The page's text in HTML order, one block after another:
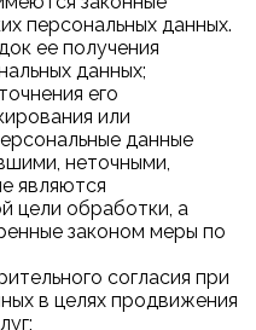
персональных данных.
ее получения
данных;
его
или
данные
неточными,
являются
цели обработки, а
законом меры по
согласия при
в целях продвижения